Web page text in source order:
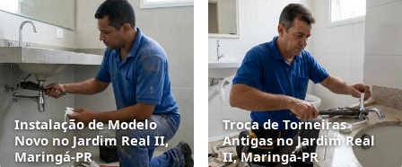
Instalação de Modelo
Novo no Jardim Real II,
Maringá‑PR
Troca de Torneiras
Antigas no Jardim Real
II, Maringá‑PR